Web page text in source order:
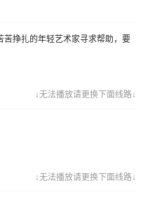
挣扎的年轻艺术家寻求帮助，要
↓无法播放请更换下面线路↓
↓无法播放请更换下面线路↓